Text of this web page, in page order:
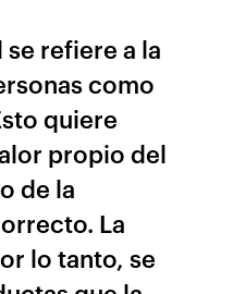
refiere a la
como
quiere
propio del
de la
La
lo tanto, se